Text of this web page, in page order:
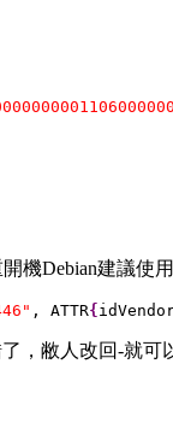
開機Debian建議
, ATTR{
了，敝人改回-就